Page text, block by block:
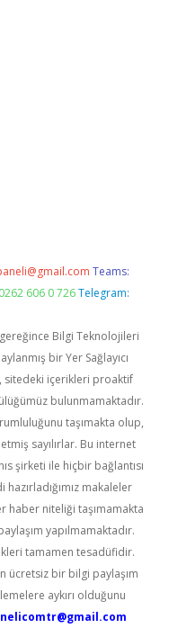
Teams:
606 0 726 Telegram:
gereğince Bilgi Teknolojileri
bir Yer Sağlayıcı
sitedeki içerikleri proaktif
bulunmamaktadır.
taşımakta olup,
sayılırlar. Bu internet
şirketi ile hiçbir bağlantısı
makaleler
haber niteliği taşımamakta
yapılmamaktadır.
tamamen tesadüfidir.
ücretsiz bir bilgi paylaşım
aykırı olduğunu